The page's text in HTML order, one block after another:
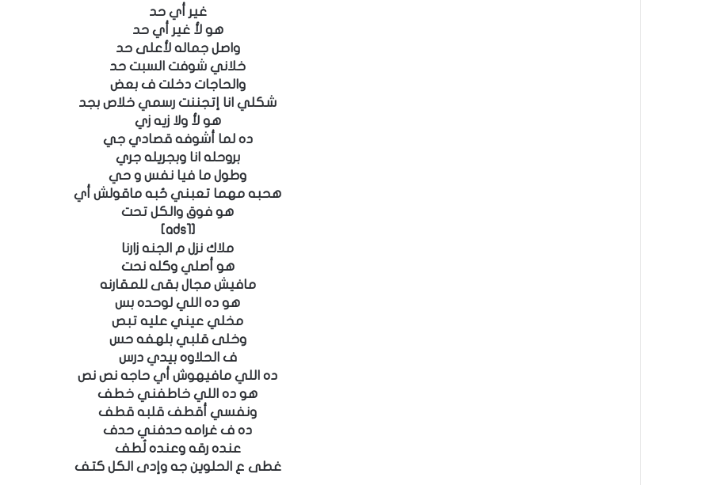
غير أي حد
هو لأ غير أي حد
واصل جماله لأعلى حد
خلاني شوفت السبت حد
والحاجات دخلت ف بعض
شكلي انا إتجننت رسمي خلاص بجد
هو لأ ولا زيه زي
ده لما أشوفه قصادي جي
بروحله انا وبجريله جري
وطول ما فيا نفس و حي
هحبه مهما تعبني حُبه ماقولش أي
هو فوق والكل تحت
[ads1]
ملاك نزل م الجنه زارنا
هو أصلي وكله نحت
مافيش مجال بقى للمقارنه
هو ده اللي لوحده بس
مخلي عيني عليه تبص
وخلى قلبي بلهفه حس
ف الحلاوه بيدي درس
ده اللي مافيهوش أي حاجه نص نص
هو ده اللي خاطفني خطف
ونفسي أقطف قلبه قطف
ده ف غرامه حدفني حدف
عنده رقه وعنده لُطف
غطى ع الحلوين جه وإدى الكل كتف